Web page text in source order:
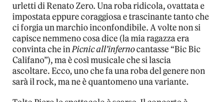
urletti di Renato Zero. Una roba ridicola, ovattata e
impostata eppure coraggiosa e trascinante tanto che
ci forgia un marchio inconfondibile. A volte non si
capisce nemmeno cosa dice (la mia ragazza era
convinta che inPicnic all’infernocantasse “Bic Bic
Califano”), ma è così musicale che si lascia
ascoltare. Ecco, uno che fa una roba del genere non
sarà il rock, ma ne è quantomeno una variante.